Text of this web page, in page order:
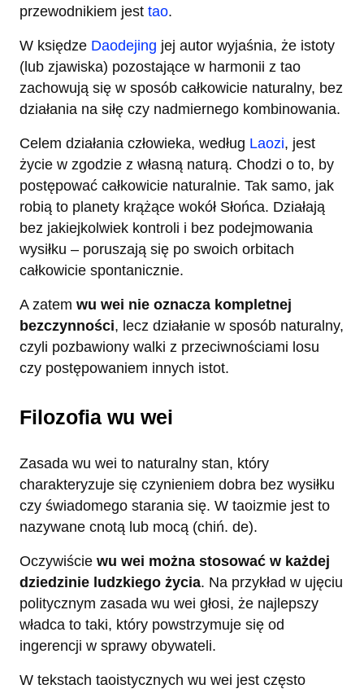
przewodnikiem jest tao.
W księdze Daodejing jej autor wyjaśnia, że istoty
(lub zjawiska) pozostające w harmonii z tao
zachowują się w sposób całkowicie naturalny, bez
działania na siłę czy nadmiernego kombinowania.
Celem działania człowieka, według Laozi, jest
życie w zgodzie z własną naturą. Chodzi o to, by
postępować całkowicie naturalnie. Tak samo, jak
robią to planety krążące wokół Słońca. Działają
bez jakiejkolwiek kontroli i bez podejmowania
wysiłku – poruszają się po swoich orbitach
całkowicie spontanicznie.
A zatem wu wei nie oznacza kompletnej
bezczynności, lecz działanie w sposób naturalny,
czyli pozbawiony walki z przeciwnościami losu
czy postępowaniem innych istot.
Filozofia wu wei
Zasada wu wei to naturalny stan, który
charakteryzuje się czynieniem dobra bez wysiłku
czy świadomego starania się. W taoizmie jest to
nazywane cnotą lub mocą (chiń. de).
Oczywiście wu wei można stosować w każdej
dziedzinie ludzkiego życia. Na przykład w ujęciu
politycznym zasada wu wei głosi, że najlepszy
władca to taki, który powstrzymuje się od
ingerencji w sprawy obywateli.
W tekstach taoistycznych wu wei jest często